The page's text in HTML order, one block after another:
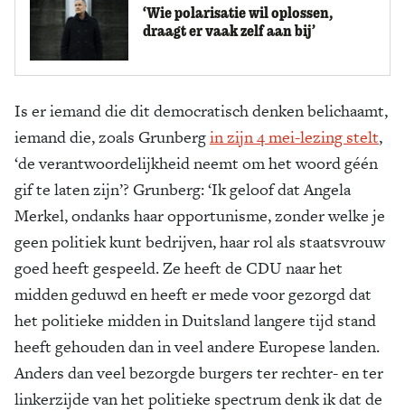
‘Wie polarisatie wil oplossen,
draagt er vaak zelf aan bij’
Is er iemand die dit democratisch denken belichaamt,
iemand die, zoals Grunbergin zijn 4 mei-lezing stelt,
‘de verantwoordelijkheid neemt om het woord géén
gif te laten zijn’? Grunberg: ‘Ik geloof dat Angela
Merkel, ondanks haar opportunisme, zonder welke je
geen politiek kunt bedrijven, haar rol als staatsvrouw
goed heeft gespeeld. Ze heeft de CDU naar het
midden geduwd en heeft er mede voor gezorgd dat
het politieke midden in Duitsland langere tijd stand
heeft gehouden dan in veel andere Europese landen.
Anders dan veel bezorgde burgers ter rechter- en ter
linkerzijde van het politieke spectrum denk ik dat de